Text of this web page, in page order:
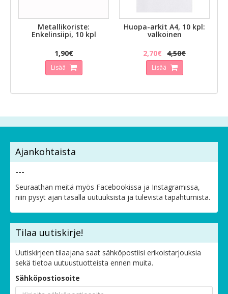
Metallikoriste:
Enkelinsiipi, 10 kpl
1,90€
Lisää
Huopa-arkit A4, 10 kpl:
valkoinen
2,70€ 4,50€
Lisää
Ajankohtaista
---
Seuraathan meitä myös Facebookissa ja Instagramissa,
niin pysyt ajan tasalla uutuuksista ja tulevista tapahtumista.
Tilaa uutiskirje!
Uutiskirjeen tilaajana saat sähköpostiisi erikoistarjouksia
sekä tietoa uutuustuotteista ennen muita.
Sähköpostiosoite